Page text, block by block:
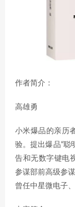
作者简介：
高雄勇
小米爆品的亲历
验。提出爆品“聪
告和无数字键电
参谋部前高级参谋
曾任中星微电子